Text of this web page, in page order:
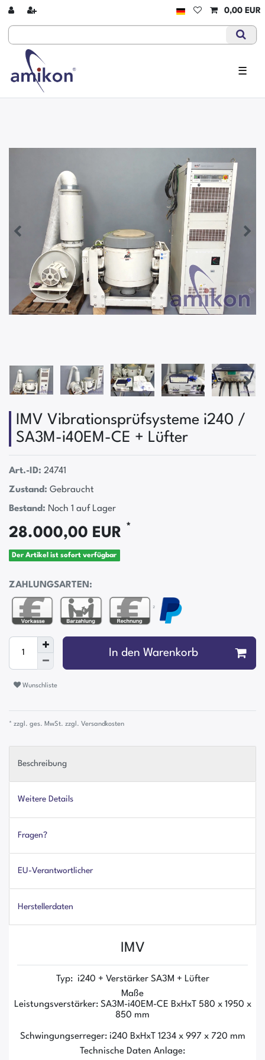
0,00 EUR
☰
IMV Vibrationsprüfsysteme i240 /
SA3M-i40EM-CE + Lüfter
Art.-ID: 24741
Zustand: Gebraucht
Bestand: Noch 1 auf Lager
28.000,00 EUR *
Der Artikel ist sofort verfügbar
ZAHLUNGSARTEN:
²
In den Warenkorb
Wunschliste
* zzgl. ges. MwSt. zzgl. Versandkosten
Beschreibung
Weitere Details
Fragen?
EU-Verantwortlicher
Herstellerdaten
IMV
Typ: i240 + Verstärker SA3M + Lüfter
Maße
Leistungsverstärker: SA3M-i40EM-CE BxHxT 580 x 1950 x
850 mm
Schwingungserreger: i240 BxHxT 1234 x 997 x 720 mm
Technische Daten Anlage: